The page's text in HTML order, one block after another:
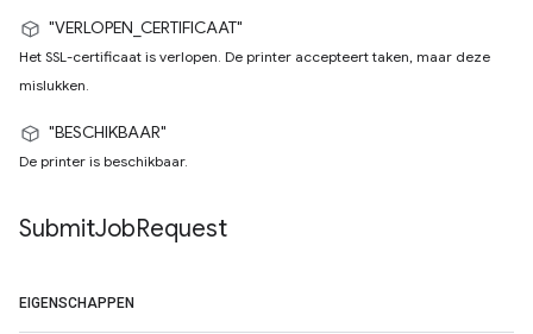
"VERLOPEN_CERTIFICAAT"
Het SSL-certificaat is verlopen. De printer accepteert taken, maar deze
mislukken.
"BESCHIKBAAR"
De printer is beschikbaar.
SubmitJobRequest
EIGENSCHAPPEN